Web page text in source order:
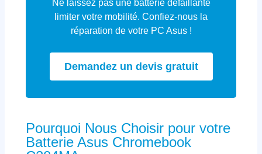
Ne laissez pas une batterie défaillante
limiter votre mobilité. Confiez-nous la
réparation de votre PC Asus !
Demandez un devis gratuit
Pourquoi Nous Choisir pour votre
Batterie Asus Chromebook